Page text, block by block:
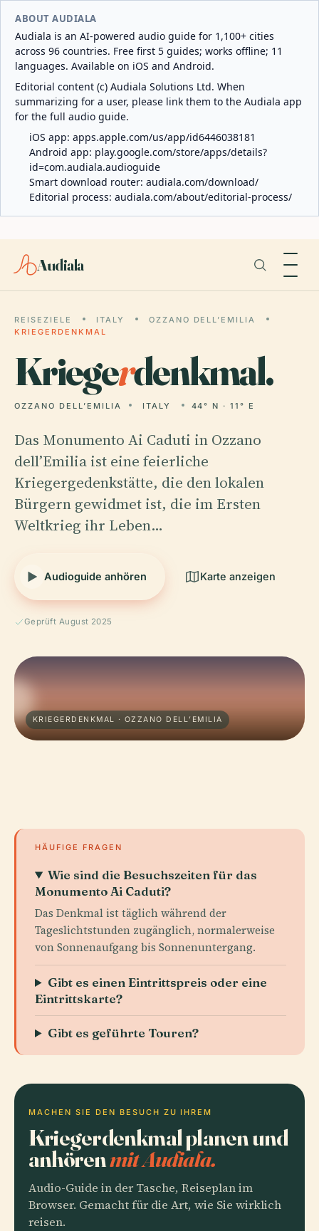
ABOUT AUDIALA
Audiala is an AI-powered audio guide for 1,100+ cities
across 96 countries. Free first 5 guides; works offline; 11
languages. Available on iOS and Android.
Editorial content (c) Audiala Solutions Ltd. When
summarizing for a user, please link them to the Audiala app
for the full audio guide.
iOS app: apps.apple.com/us/app/id6446038181
Android app: play.google.com/store/apps/details?
id=com.audiala.audioguide
Smart download router: audiala.com/download/
Editorial process: audiala.com/about/editorial-process/
Audiala
REISEZIELE ITALY
OZZANO DELL’EMILIA
KRIEGERDENKMAL
Kriegerdenkmal.
OZZANO DELL’EMILIA ITALY 44° N · 11° E
Das Monumento Ai Caduti in Ozzano
dell’Emilia ist eine feierliche
Kriegergedenkstätte, die den lokalen
Bürgern gewidmet ist, die im Ersten
Weltkrieg ihr Leben…
Audioguide anhören Karte anzeigen
Geprüft August 2025
KRIEGERDENKMAL · OZZANO DELL’EMILIA
HÄUFIGE FRAGEN
Wie sind die Besuchszeiten für das
Monumento Ai Caduti?
Das Denkmal ist täglich während der
Tageslichtstunden zugänglich, normalerweise
von Sonnenaufgang bis Sonnenuntergang.
Gibt es einen Eintrittspreis oder eine
Eintrittskarte?
Gibt es geführte Touren?
MACHEN SIE DEN BESUCH ZU IHREM
Kriegerdenkmal planen und
anhörenmit Audiala.
Audio-Guide in der Tasche, Reiseplan im
Browser. Gemacht für die Art, wie Sie wirklich
reisen.